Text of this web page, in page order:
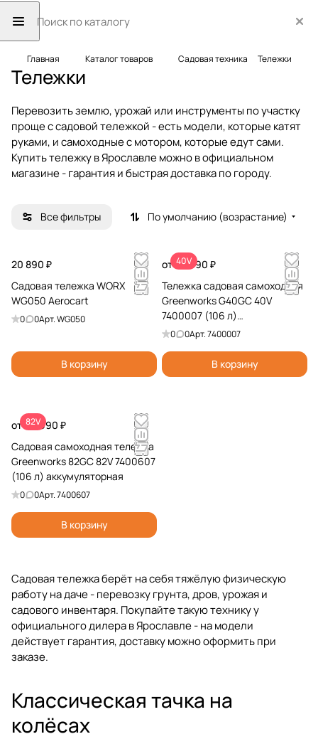
Главная Каталог товаров Садовая техника Тележки
Тележки
Перевозить землю, урожай или инструменты по участку
проще с садовой тележкой - есть модели, которые катят
руками, и самоходные с мотором, которые едут сами.
Купить тележку в Ярославле можно в официальном
магазине - гарантия и быстрая доставка по городу.
Все фильтры По умолчанию (возрастание)
20 890 ₽
Садовая тележка WORX
WG050 Aerocart
0 0Арт.WG050
В корзину
40V
от 62 990 ₽
Тележка садовая самоходная
Greenworks G40GC 40V
7400007 (106 л)
аккумуляторная
0 0Арт.7400007
В корзину
82V
от 69 990 ₽
Садовая самоходная тележка
Greenworks 82GC 82V 7400607
(106 л) аккумуляторная
0 0Арт.7400607
В корзину
Садовая тележка берёт на себя тяжёлую физическую
работу на даче - перевозку грунта, дров, урожая и
садового инвентаря. Покупайте такую технику у
официального дилера в Ярославле - на модели
действует гарантия, доставку можно оформить при
заказе.
Классическая тачка на
колёсах